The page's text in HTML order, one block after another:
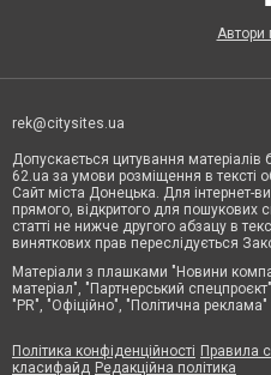
Автори
rek@citysites.ua
Допускається цитування
62.ua за умови розміщення в тексті
Сайт міста Донецька. Для інтернет-
прямого, відкритого для пошукових
статті не нижче другого абзацу в
виняткових прав переслідується
Матеріали з плашками "Новини
матеріал", "Партнерський
"PR", "Офіційно", "Політична
Політика конфіденційності Правила
класифайд Редакційна політика